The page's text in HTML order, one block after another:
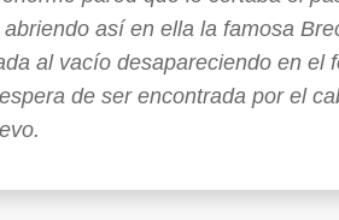
así en ella la famosa
al vacío desapareciendo en el
de ser encontrada por el